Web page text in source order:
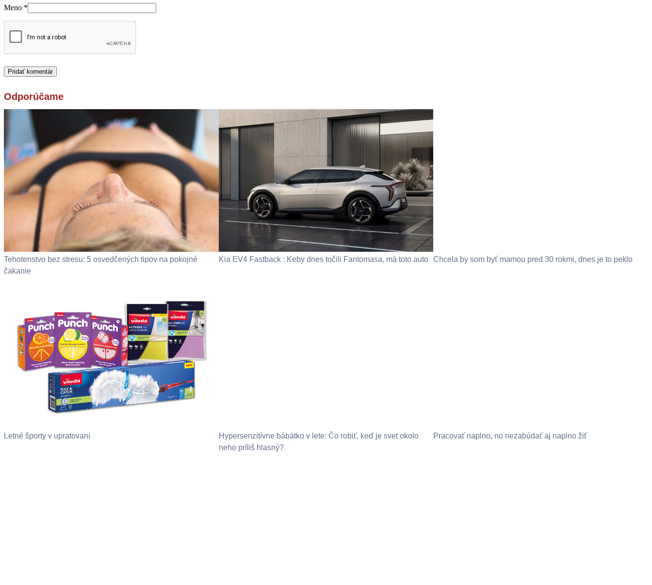
Meno *
Odporúčame
Tehotenstvo bez stresu: 5 osvedčených tipov na pokojné
čakanie
Kia EV4 Fastback : Keby dnes točili Fantomasa, má toto auto Chcela by som byť mamou pred 30 rokmi, dnes je to peklo
Letné športy v upratovaní
Hypersenzitívne bábätko v lete: Čo robiť, keď je svet okolo
neho príliš hlasný?
Pracovať naplno, no nezabúdať aj naplno žiť